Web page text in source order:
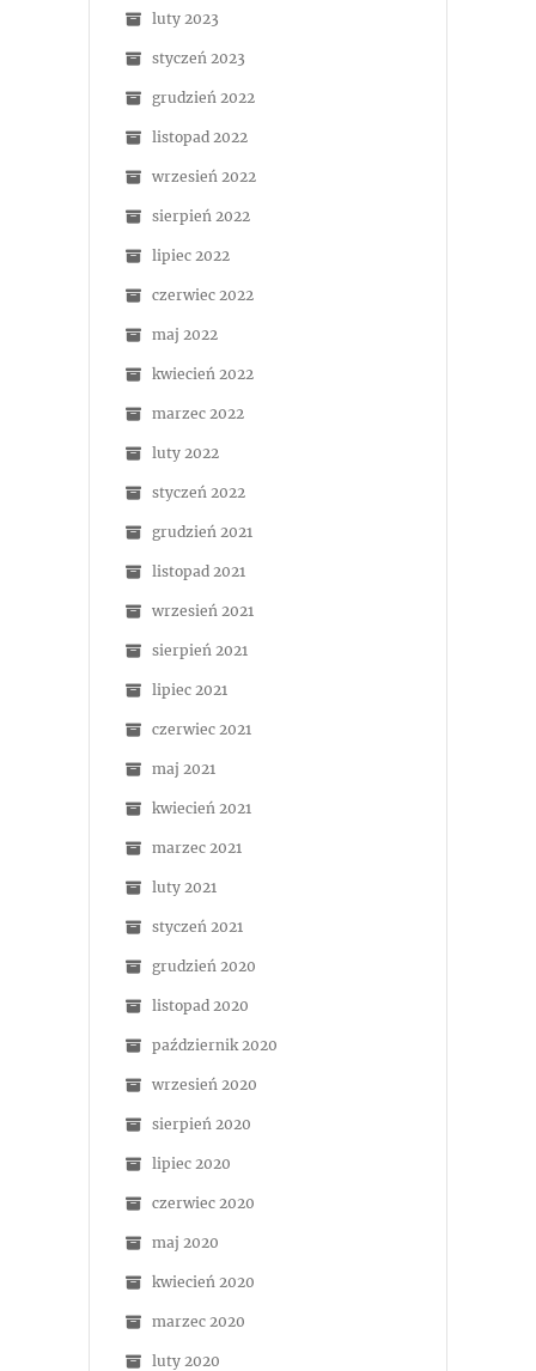
luty 2023
styczeń 2023
grudzień 2022
listopad 2022
wrzesień 2022
sierpień 2022
lipiec 2022
czerwiec 2022
maj 2022
kwiecień 2022
marzec 2022
luty 2022
styczeń 2022
grudzień 2021
listopad 2021
wrzesień 2021
sierpień 2021
lipiec 2021
czerwiec 2021
maj 2021
kwiecień 2021
marzec 2021
luty 2021
styczeń 2021
grudzień 2020
listopad 2020
październik 2020
wrzesień 2020
sierpień 2020
lipiec 2020
czerwiec 2020
maj 2020
kwiecień 2020
marzec 2020
luty 2020